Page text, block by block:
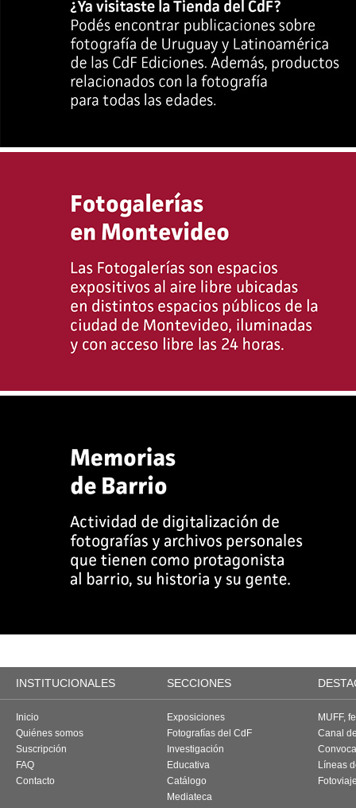
INSTITUCIONALES SECCIONES
Inicio
Quiénes somos
Suscripción
FAQ
Contacto
Exposiciones
Fotografías del CdF
Investigación
Educativa
Catálogo
Mediateca
MUFF,
Canal
Líneas